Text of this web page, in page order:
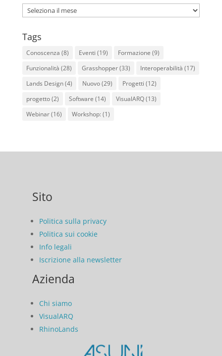
Archives
Tags
Conoscenza (8) Eventi (19) Formazione (9)
Funzionalità (28) Grasshopper(33) Interoperabilità (17)
Lands Design(4) Nuovo(29) Progetti (12)
progetto(2) Software (14) VisualARQ(13)
Webinar(16) Workshop: (1)
Sito
Politica sulla privacy
Politica sui cookie
Info legali
Iscrizione alla newsletter
Azienda
Chi siamo
VisualARQ
RhinoLands